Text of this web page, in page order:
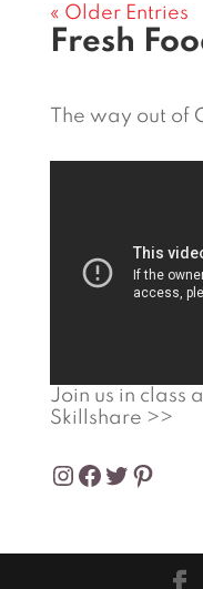
« Older Entries
Fresh
The way out of
Join us in class
Skillshare >>
Instagram
Facebook
Twitter